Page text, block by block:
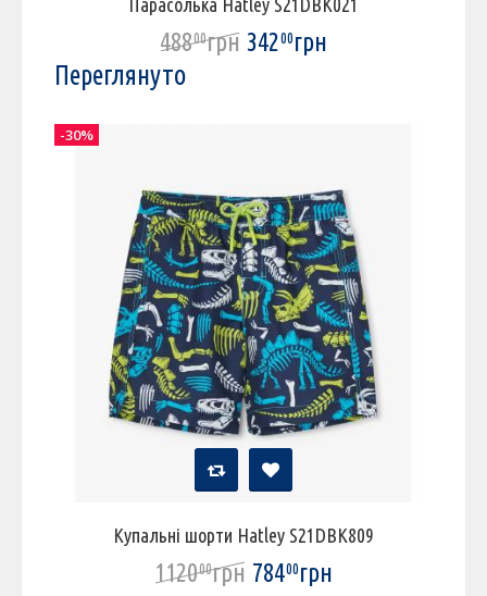
48800грн 34200грн
Переглянуто
Купальні шорти Hatley S21DBK809
112000грн 78400грн
-30%